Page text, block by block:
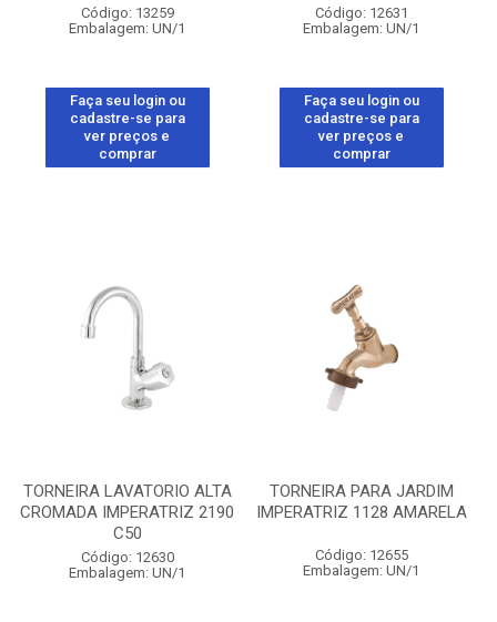
Código: 13259
Embalagem: UN/1
Faça seu login ou
cadastre-se para
ver preços e
comprar
Código: 12631
Embalagem: UN/1
Faça seu login ou
cadastre-se para
ver preços e
comprar
TORNEIRA LAVATORIO ALTA
CROMADA IMPERATRIZ 2190
C50
Código: 12630
Embalagem: UN/1
TORNEIRA PARA JARDIM
IMPERATRIZ 1128 AMARELA
Código: 12655
Embalagem: UN/1